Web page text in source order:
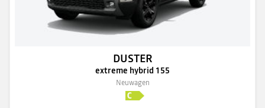
DUSTER
extreme hybrid 155
Neuwagen